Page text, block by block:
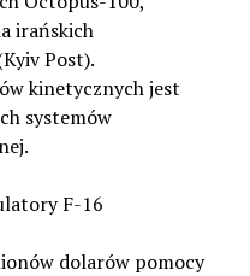
irańskich
Post).
kinetycznych jest
systemów
F-16
dolarów pomocy